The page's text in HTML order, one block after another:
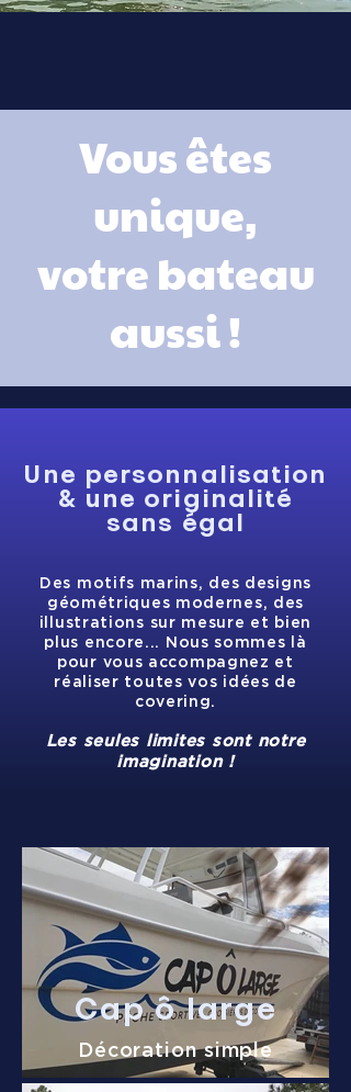
Vous êtes
unique,
votre bateau
aussi !
Une personnalisation
& une originalité
sans égal
Des motifs marins, des designs
géométriques modernes, des
illustrations sur mesure et bien
plus encore... Nous sommes là
pour vous accompagnez et
réaliser toutes vos idées de
covering.
Les seules limites sont notre
imagination !
Cap ô large
Décoration simple